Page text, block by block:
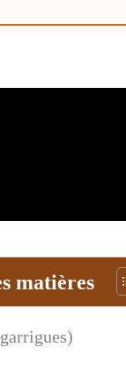
matières